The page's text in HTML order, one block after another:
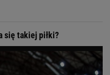
się takiej piłki?